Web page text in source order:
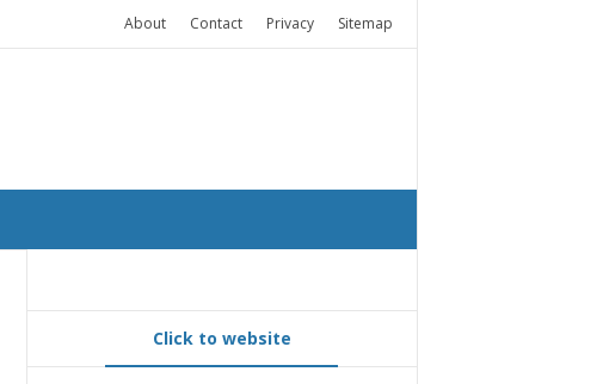
About Contact Privacy Sitemap
Click to website